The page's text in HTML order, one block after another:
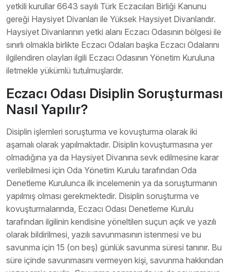
yetkili kurullar 6643 sayılı Türk Eczacıları Birliği Kanunu
gereği Haysiyet Divanları ile Yüksek Haysiyet Divanlarıdır.
Haysiyet Divanlarının yetki alanı Eczacı Odasının bölgesi ile
sınırlı olmakla birlikte Eczacı Odaları başka Eczacı Odalarını
ilgilendiren olayları ilgili Eczacı Odasının Yönetim Kuruluna
iletmekle yükümlü tutulmuşlardır.
Eczacı Odası Disiplin Soruşturması
Nasıl Yapılır?
Disiplin işlemleri soruşturma ve kovuşturma olarak iki
aşamalı olarak yapılmaktadır. Disiplin kovuşturmasına yer
olmadığına ya da Haysiyet Divanına sevk edilmesine karar
verilebilmesi için Oda Yönetim Kurulu tarafından Oda
Denetleme Kurulunca ilk incelemenin ya da soruşturmanın
yapılmış olması gerekmektedir. Disiplin soruşturma ve
kovuşturmalarında, Eczacı Odası Denetleme Kurulu
tarafından ilgilinin kendisine yöneltilen suçun açık ve yazılı
olarak bildirilmesi, yazılı savunmasının istenmesi ve bu
savunma için 15 (on beş) günlük savunma süresi tanınır. Bu
süre içinde savunmasını vermeyen kişi, savunma hakkından